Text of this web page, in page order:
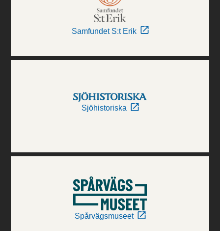
Samfundet S:t Erik
Sjöhistoriska
Spårvägsmuseet